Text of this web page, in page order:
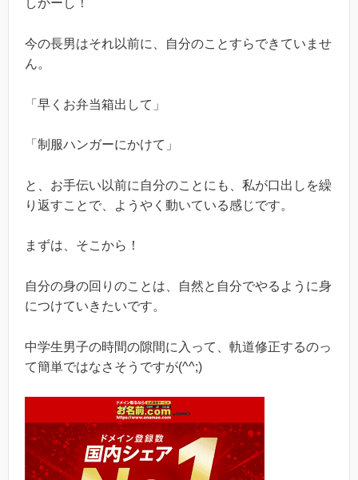
しかーし！
今の長男はそれ以前に、自分のことすらできていませ
ん。
「早くお弁当箱出して」
「制服ハンガーにかけて」
と、お手伝い以前に自分のことにも、私が口出しを繰
り返すことで、ようやく動いている感じです。
まずは、そこから！
自分の身の回りのことは、自然と自分でやるように身
につけていきたいです。
中学生男子の時間の隙間に入って、軌道修正するのっ
て簡単ではなさそうですが(^^;)